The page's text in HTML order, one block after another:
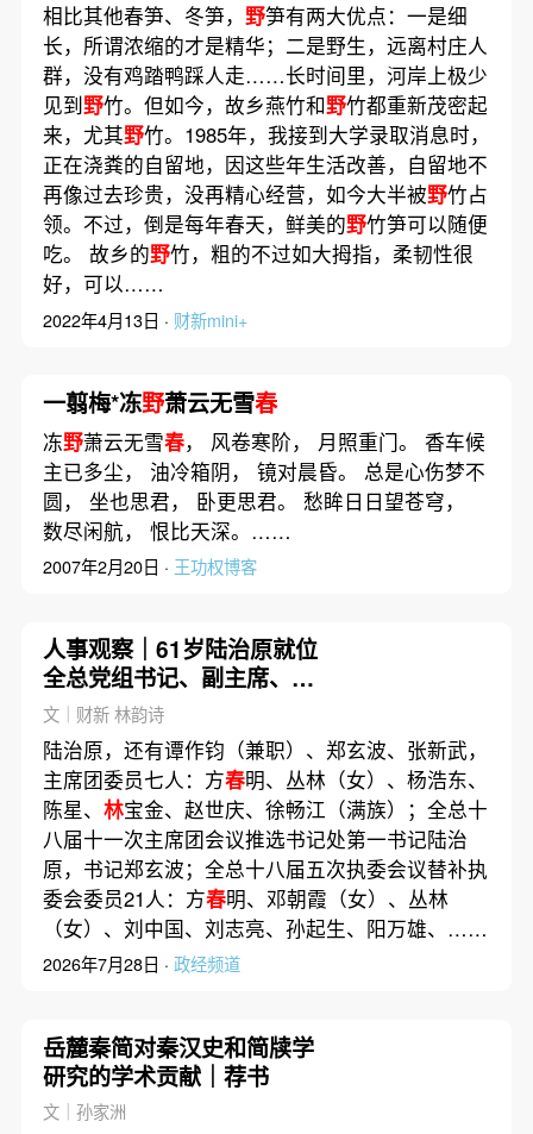
相比其他春笋、冬笋， 野笋有两大优点：一是细
长，所谓浓缩的才是精华；二是野生，远离村庄人
群，没有鸡踏鸭踩人走……长时间里，河岸上极少
见到野竹。但如今，故乡燕竹和野竹都重新茂密起
来，尤其野竹。1985年，我接到大学录取消息时，
正在浇粪的自留地，因这些年生活改善，自留地不
再像过去珍贵，没再精心经营，如今大半被野竹占
领。不过，倒是每年春天，鲜美的野竹笋可以随便
吃。 故乡的野竹，粗的不过如大拇指，柔韧性很
好，可以……
2022年4月13日 · 财新mini+
一翦梅*冻野萧云无雪春
冻野萧云无雪春， 风卷寒阶， 月照重门。 香车候
主已多尘， 油冷箱阴， 镜对晨昏。 总是心伤梦不
圆， 坐也思君， 卧更思君。 愁眸日日望苍穹，
数尽闲航， 恨比天深。……
2007年2月20日 · 王功权博客
人事观察｜61岁陆治原就位
全总党组书记、副主席、书
记处第一书记
文｜财新 林韵诗
陆治原，还有谭作钧（兼职）、郑玄波、张新武，
主席团委员七人：方春明、丛林（女）、杨浩东、
陈星、 林宝金、赵世庆、徐畅江（满族）；全总十
八届十一次主席团会议推选书记处第一书记陆治
原，书记郑玄波；全总十八届五次执委会议替补执
委会委员21人：方春明、邓朝霞（女）、丛林
（女）、刘中国、刘志亮、孙起生、阳万雄、……
2026年7月28日 · 政经频道
岳麓秦简对秦汉史和简牍学
研究的学术贡献｜荐书
文｜孙家洲